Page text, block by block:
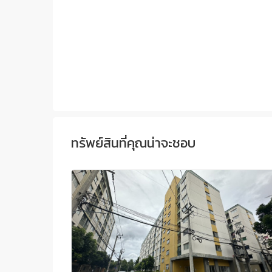
ทรัพย์สินที่คุณน่าจะชอบ